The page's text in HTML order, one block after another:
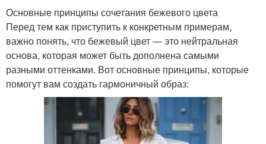
Основные принципы сочетания бежевого цвета
Перед тем как приступить к конкретным примерам,
важно понять, что бежевый цвет — это нейтральная
основа, которая может быть дополнена самыми
разными оттенками. Вот основные принципы, которые
помогут вам создать гармоничный образ: